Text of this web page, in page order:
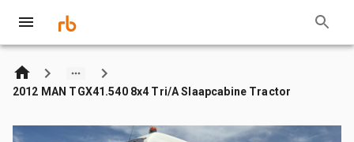
2012 MAN TGX41.540 8x4 Tri/A Slaapcabine Tractor